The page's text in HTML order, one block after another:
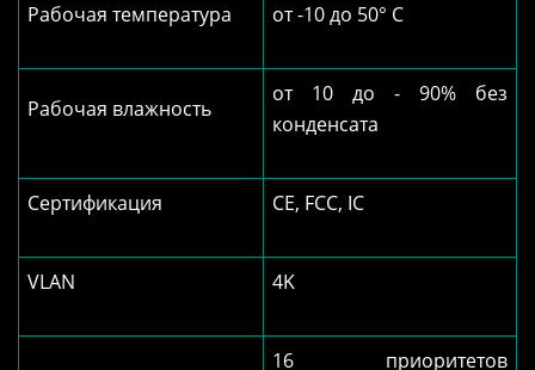
Рабочая температура от -10 до 50° C
Рабочая влажность
от 10 до - 90% без
конденсата
Сертификация CE, FCC, IC
VLAN 4K
16 приоритетов